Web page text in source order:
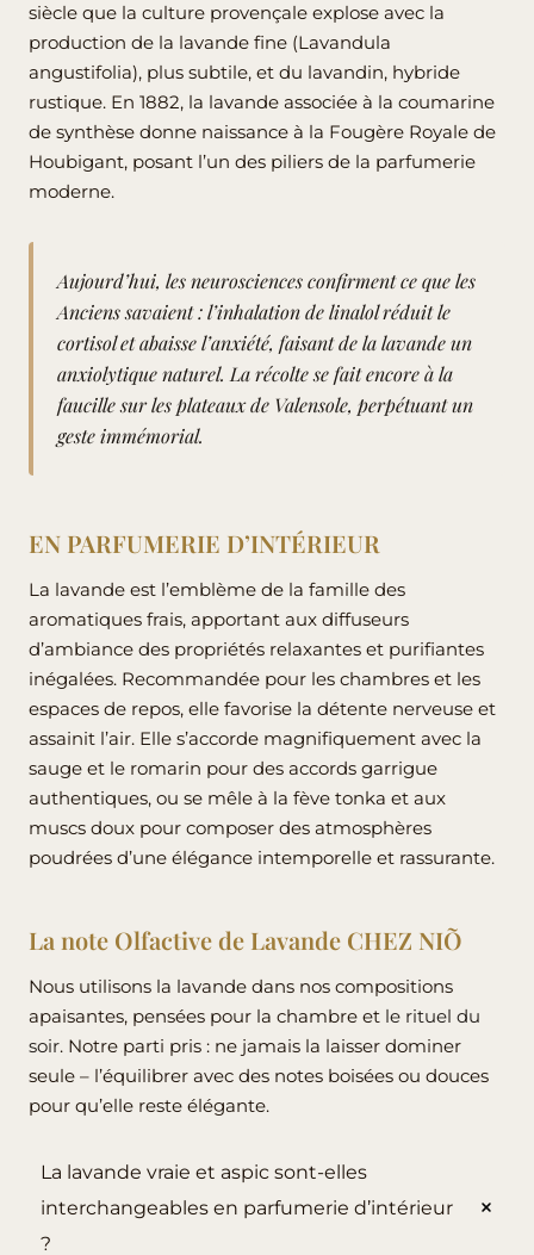
siècle que la culture provençale explose avec la
production de la lavande fine (Lavandula
angustifolia), plus subtile, et du lavandin, hybride
rustique. En 1882, la lavande associée à la coumarine
de synthèse donne naissance à la Fougère Royale de
Houbigant, posant l’un des piliers de la parfumerie
moderne.
Aujourd’hui, les neurosciencesconfirmentce que les
Anciens savaient : l’inhalation de linalol réduit le
cortisol et abaisse l’anxiété, faisant de la lavande un
anxiolytique naturel. La récolte se fait encore à la
faucille sur les plateaux de Valensole, perpétuant un
geste immémorial.
EN PARFUMERIE D’INTÉRIEUR
La lavande est l’emblème de la famille des
aromatiques frais, apportant aux diffuseurs
d’ambiance des propriétés relaxantes et purifiantes
inégalées. Recommandée pour les chambres et les
espaces de repos, elle favorise la détente nerveuse et
assainit l’air. Elle s’accorde magnifiquement avec la
sauge et le romarin pour des accords garrigue
authentiques, ou se mêle à la fève tonka et aux
muscs doux pour composer des atmosphères
poudrées d’une élégance intemporelle et rassurante.
La note Olfactive de Lavande CHEZ NIÕ
Nous utilisons la lavande dans nos compositions
apaisantes, pensées pour la chambre et le rituel du
soir. Notre parti pris : ne jamais la laisser dominer
seule – l’équilibrer avec des notes boisées ou douces
pour qu’elle reste élégante.
La lavande vraie et aspic sont-elles
interchangeables en parfumerie d’intérieur
?